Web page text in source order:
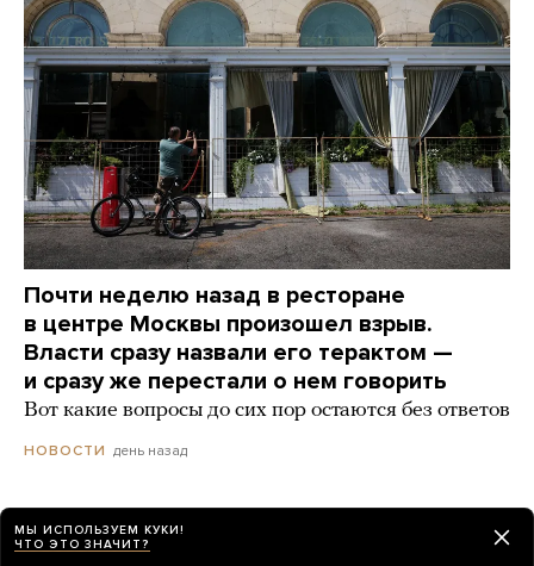
Почти неделю назад в ресторане
в центре Москвы произошел взрыв.
Власти сразу назвали его терактом —
и сразу же перестали о нем говорить
Вот какие вопросы до сих пор остаются без ответов
НОВОСТИ день назад
Путин поговорил с полковником ВДВ,
которого в прошлом году «похоронили» z-
МЫ ИСПОЛЬЗУЕМ КУКИ!
ЧТО ЭТО ЗНАЧИТ?